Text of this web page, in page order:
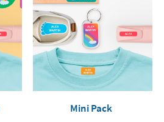
Mini Pack